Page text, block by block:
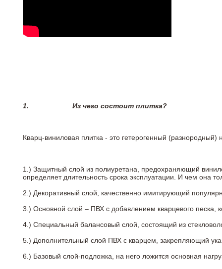
1. Из чего состоит плитка?
Кварц-виниловая плитка - это гетерогенный
1.) Защитный слой из полиуретана, предохраняющий
определяет длительность срока эксплуатации. И чем она
2.) Декоративный слой, качественно имитирующий
3.) Основной слой – ПВХ с добавлением кварцевого песка,
4.) Специальный балансовый слой, состоящий из
5.) Дополнительный слой ПВХ с кварцем, закрепляющий
6.) Базовый слой-подложка, на него ложится основная